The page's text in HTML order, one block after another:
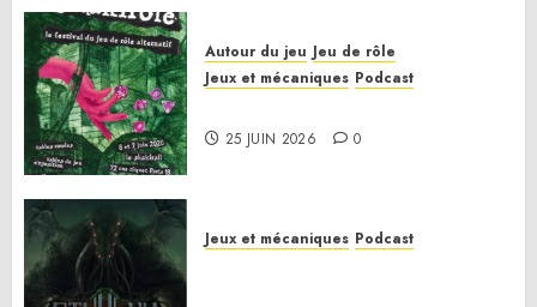
Autour du jeu Jeu de rôle
Jeux et mécaniques Podcast
25 JUIN 2026 0
Jeux et mécaniques Podcast